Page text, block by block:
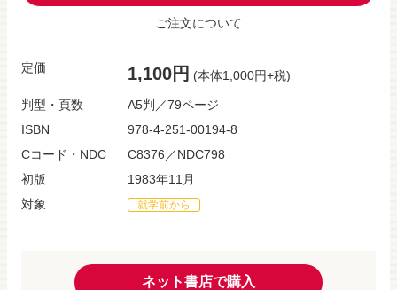
ご注文について
定価 1,100円 (本体1,000円+税)
判型・頁数
A5判／79ページ
ISBN
978-4-251-00194-8
Cコード・NDC
C8376／NDC798
初版
1983年11月
対象
就学前から
ネット書店で購入